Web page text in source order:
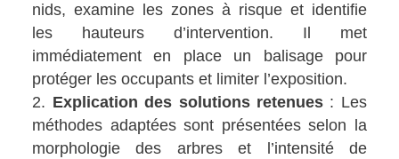
nids, examine les zones à risque et identifie
les hauteurs d’intervention. Il met
immédiatement en place un balisage pour
protéger les occupants et limiter l’exposition.
Explication des solutions retenues: Les
méthodes adaptées sont présentées selon la
morphologie des arbres et l’intensité de